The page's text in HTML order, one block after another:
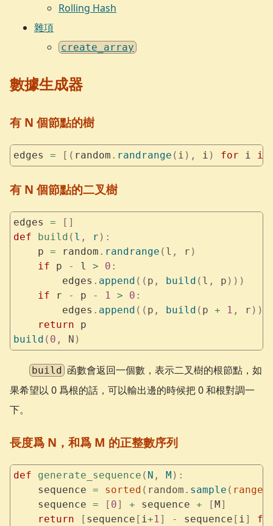
Rolling Hash
雜項
create_array
數據生成器
有 N 個節點的樹
edges = [( random . randrange ( i ), i ) for i in
有 N 個節點的二叉樹
edges = []
def build ( l , r ):
    p
= random . randrange ( l , r )
    if
p - l > 0 :
        edges
. append (( p , build ( l , p )))
    if
r - p - 1 > 0 :
        edges
. append (( p , build ( p + 1 , r )))
    return
p
build ( 0 , N )
build 函數會返回一個數，表示二叉樹的根節點，如
果希望以 0 爲根的話，可以輸出邊的時候把 0 和根對調一
下。
長度爲 N，和爲 M 的正整數序列
def generate_sequence ( N , M ):
    sequence
= sorted ( random . sample ( range
    sequence
= [ 0] + sequence + [ M ]
    return
[ sequence [ i+1] - sequence [ i]